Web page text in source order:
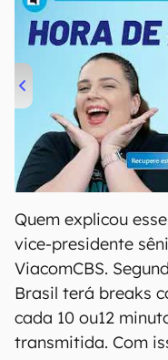
00:00 04:52
Quem explicou
vice-presidente
ViacomCBS.
Brasil terá breaks
cada 10 ou12
transmitida. Com